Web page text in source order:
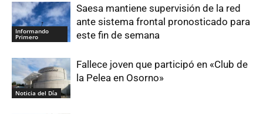
Informando
Primero
Saesa mantiene supervisión de la red
ante sistema frontal pronosticado para
este fin de semana
Noticia del Día
Fallece joven que participó en «Club de
la Pelea en Osorno»